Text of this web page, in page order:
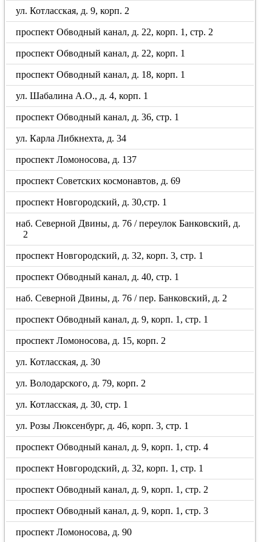
ул. Котласская, д. 9, корп. 2
проспект Обводный канал, д. 22, корп. 1, стр. 2
проспект Обводный канал, д. 22, корп. 1
проспект Обводный канал, д. 18, корп. 1
ул. Шабалина А.О., д. 4, корп. 1
проспект Обводный канал, д. 36, стр. 1
ул. Карла Либкнехта, д. 34
проспект Ломоносова, д. 137
проспект Советских космонавтов, д. 69
проспект Новгородский, д. 30,стр. 1
наб. Северной Двины, д. 76 / переулок Банковский, д.
2
проспект Новгородский, д. 32, корп. 3, стр. 1
проспект Обводный канал, д. 40, стр. 1
наб. Северной Двины, д. 76 / пер. Банковский, д. 2
проспект Обводный канал, д. 9, корп. 1, стр. 1
проспект Ломоносова, д. 15, корп. 2
ул. Котласская, д. 30
ул. Володарского, д. 79, корп. 2
ул. Котласская, д. 30, стр. 1
ул. Розы Люксенбург, д. 46, корп. 3, стр. 1
проспект Обводный канал, д. 9, корп. 1, стр. 4
проспект Новгородский, д. 32, корп. 1, стр. 1
проспект Обводный канал, д. 9, корп. 1, стр. 2
проспект Обводный канал, д. 9, корп. 1, стр. 3
проспект Ломоносова, д. 90